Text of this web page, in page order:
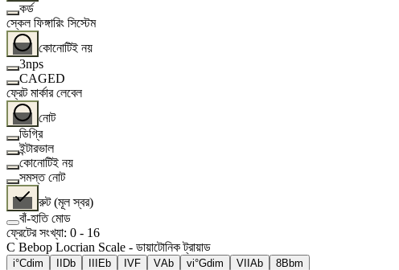
কর্ড
স্কেল ফিঙ্গারিং সিস্টেম
কোনোটিই নয়
3nps
CAGED
ফ্রেট মার্কার লেবেল
নোট
ডিগ্রি
ইন্টারভাল
কোনোটিই নয়
সমস্ত নোট
রুট (মূল স্বর)
বাঁ-হাতি মোড
ফ্রেটের সংখ্যা: 0 - 16
C Bebop Locrian Scale - ডায়াটোনিক ট্রায়াড
i°Cdim Db Eb IVF VAb vi°Gdim VII Ab 8Bbm